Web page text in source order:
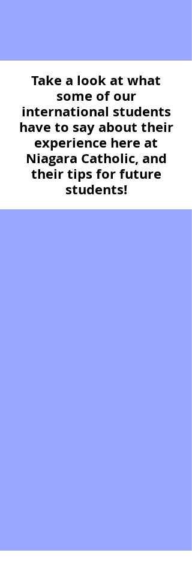
Take a look at what
some of our
international students
have to say about their
experience here at
Niagara Catholic, and
their tips for future
students!